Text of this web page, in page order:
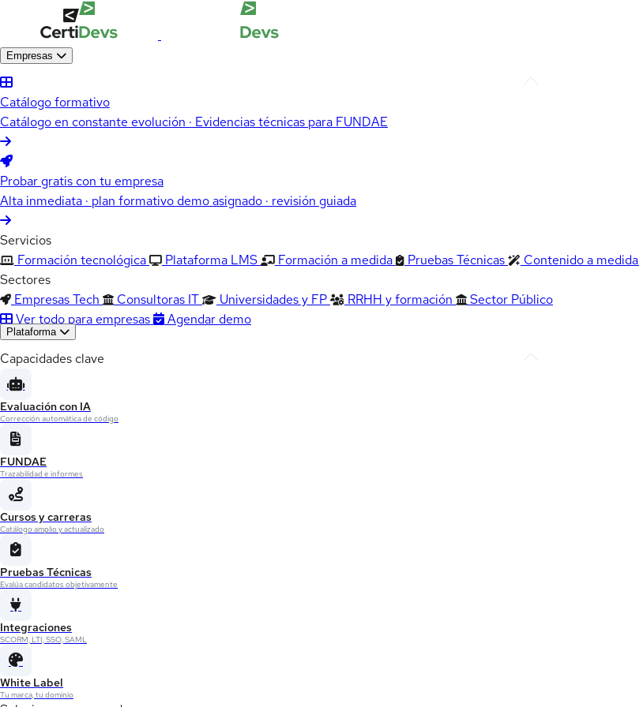
Empresas
Catálogo formativo
Catálogo en constante evolución · Evidencias técnicas para FUNDAE
Probar gratis con tu empresa
Alta inmediata · plan formativo demo asignado · revisión guiada
Servicios
Formación tecnológica
Plataforma LMS Formación a medida Pruebas Técnicas Contenido a medida
Sectores
Empresas Tech
Consultoras IT Universidades y FP RRHH y formación
Sector Público
Ver todo para empresas
Agendar demo
Plataforma
Capacidades clave
Evaluación con IA
Corrección automática de código
FUNDAE
Trazabilidad e informes
Cursos y carreras
Catálogo amplio y actualizado
Pruebas Técnicas
Evalúa candidatos objetivamente
Integraciones
SCORM, LTI, SSO, SAML
White Label
Tu marca, tu dominio